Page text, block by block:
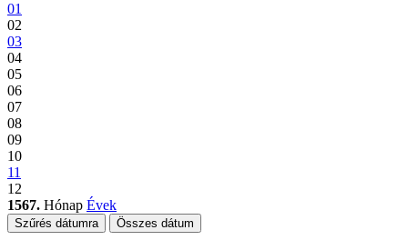
01
02
03
04
05
06
07
08
09
10
11
12
1567. Hónap Évek
Szűrés dátumra Összes dátum